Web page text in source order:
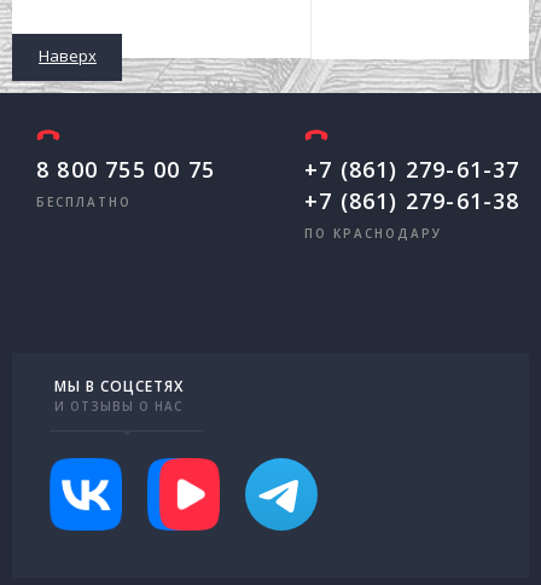
Наверх
8 800 755 00 75
БЕСПЛАТНО
+7 (861) 279-61-37
+7 (861) 279-61-38
ПО КРАСНОДАРУ
МЫ В СОЦСЕТЯХ
И ОТЗЫВЫ О НАС